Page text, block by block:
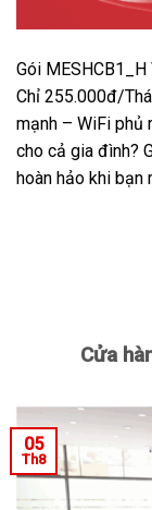
Gói
Chỉ 255.000đ/
mạnh – WiFi phủ
cho cả gia đình?
hoàn hảo khi bạn
Cửa
05
Th8